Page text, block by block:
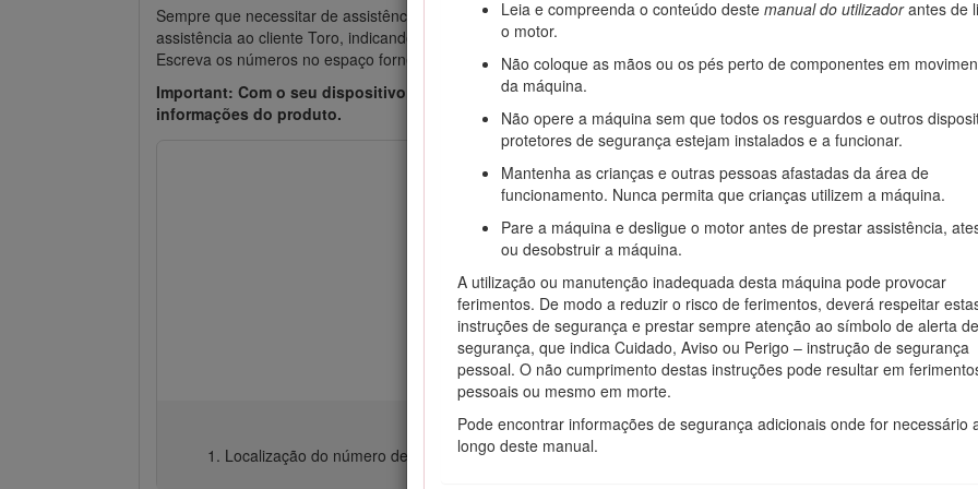
Leia e compreenda o conteúdo deste manual do utilizadorantes de
o motor.
Não coloque as mãos ou os pés perto de componentes em
da máquina.
Não opere a máquina sem que todos os resguardos e outros
protetores de segurança estejam instalados e a funcionar.
Mantenha as crianças e outras pessoas afastadas da área de
funcionamento. Nunca permita que crianças utilizem a máquina.
Pare a máquina e desligue o motor antes de prestar assistência,
ou desobstruir a máquina.
A utilização ou manutenção inadequada desta máquina pode provocar
ferimentos. De modo a reduzir o risco de ferimentos, deverá respeitar
instruções de segurança e prestar sempre atenção ao símbolo de alerta de
segurança, que indica Cuidado, Aviso ou Perigo – instrução de segurança
pessoal. O não cumprimento destas instruções pode resultar em
pessoais ou mesmo em morte.
Pode encontrar informações de segurança adicionais onde for necessário
longo deste manual.
Sempre que necessitar de assistência, peças genuínas Toro ou informações adicionais, entre em contacto com um
assistência ao cliente Toro, indicando os números de série e modelo do produto. A Figura
mostra onde se
Escreva os números no espaço fornecido.
Important: Com o seu dispositivo móvel, pode ler o código QR no autocolante do número de série (se
informações do produto.
Figura 1
Localização do número de série e modelo